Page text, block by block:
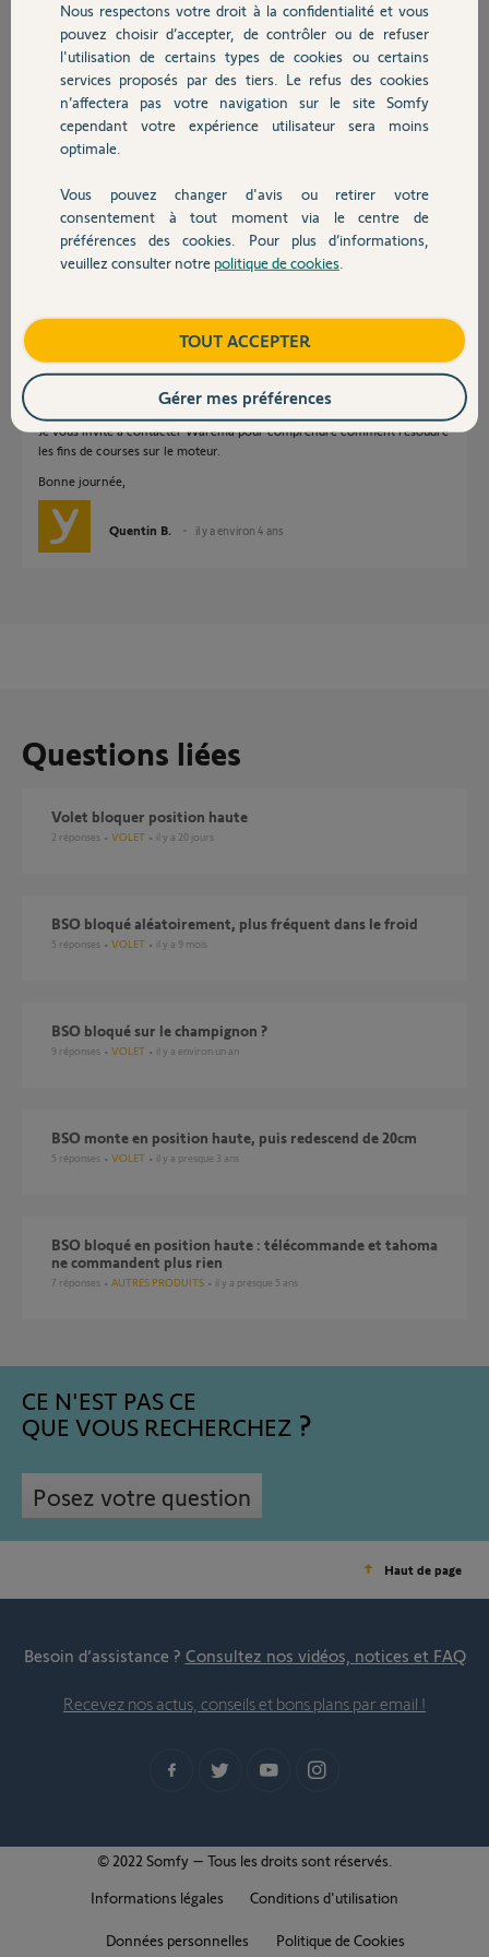
Chauffage
Autres produits
Devis avec un pro
Contact
merci par avance
Cordialement
Christophe
Christophe S.
il y a environ 4 ans
Participer au fil de discussion
Réponses
Je vous invite à contacter Warema pour comprendre comment résoudre
les fins de courses sur le moteur.
Bonne journée,
Quentin B. il y a environ 4 ans
Questions liées
Volet bloquer position haute
2 réponses VOLET il y a 20 jours
BSO bloqué aléatoirement, plus fréquent dans le froid
5 réponses VOLET il y a 9 mois
BSO bloqué sur le champignon ?
9 réponses VOLET il y a environ un an
BSO monte en position haute, puis redescend de 20cm
5 réponses VOLET il y a presque 3 ans
BSO bloqué en position haute : télécommande et tahoma
ne commandent plus rien
7 réponses AUTRES PRODUITS il y a presque 5 ans
CE N'EST PAS CE
QUE VOUS RECHERCHEZ
Posez votre question
Haut de page
Besoin d’assistance ? Consultez nos vidéos, notices et FAQ
Recevez nos actus, conseils et bons plans par email !
© 2022 Somfy – Tous les droits sont réservés.
Informations légales
Conditions d'utilisation
Données personnelles Politique de Cookies
Nous respectons votre droit à la confidentialité et vous
pouvez choisir d’accepter, de contrôler ou de refuser
l'utilisation de certains types de cookies ou certains
services proposés par des tiers. Le refus des cookies
n’affectera pas votre navigation sur le site Somfy
cependant votre expérience utilisateur sera moins
optimale.
Vous pouvez changer d'avis ou retirer votre
consentement à tout moment via le centre de
préférences des cookies. Pour plus d’informations,
veuillez consulter notre politique de cookies
TOUT ACCEPTER
Gérer mes préférences